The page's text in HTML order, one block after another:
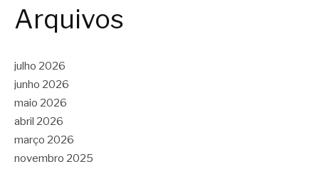
Arquivos
julho 2026
junho 2026
maio 2026
abril 2026
março 2026
novembro 2025